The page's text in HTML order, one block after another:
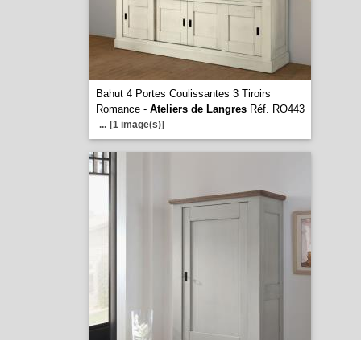
Bahut 4 Portes Coulissantes 3 Tiroirs
Romance - Ateliers de LangresRéf. RO443
... [1 image(s)]